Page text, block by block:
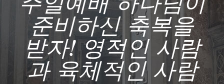
주일예배 하나님이
준비하신 축복을
받자! 영적인 사람
과 육체적인 사람